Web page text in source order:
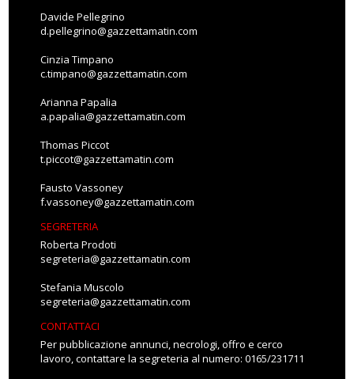
Davide Pellegrino
d.pellegrino@gazzettamatin.com
Cinzia Timpano
c.timpano@gazzettamatin.com
Arianna Papalia
a.papalia@gazzettamatin.com
Thomas Piccot
t.piccot@gazzettamatin.com
Fausto Vassoney
f.vassoney@gazzettamatin.com
SEGRETERIA
Roberta Prodoti
segreteria@gazzettamatin.com
Stefania Muscolo
segreteria@gazzettamatin.com
CONTATTACI
Per pubblicazione annunci, necrologi, offro e cerco
lavoro, contattare la segreteria al numero: 0165/231711